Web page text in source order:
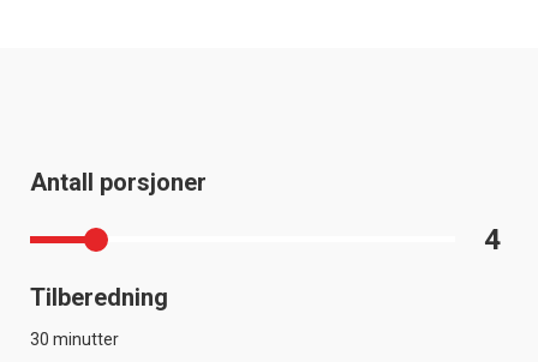
Antall porsjoner
4
Tilberedning
30 minutter